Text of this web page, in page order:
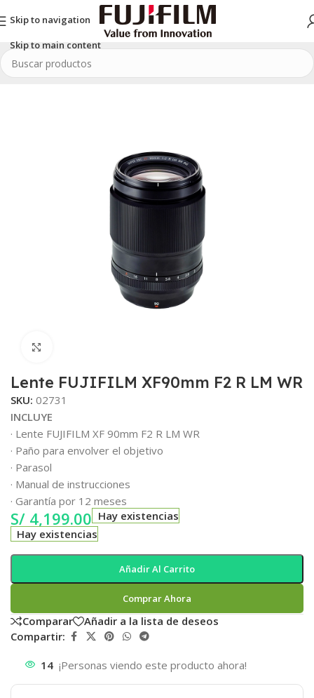
Skip to navigation
Skip to main content
Inicio/SERIE X/Lentes
Lente FUJIFILM XF90mm F2 R LM WR
SKU: 02731
INCLUYE
· Lente FUJIFILM XF 90mm F2 R LM WR
· Paño para envolver el objetivo
· Parasol
· Manual de instrucciones
· Garantía por 12 meses
S/ 4,199.00 Hay existencias
Hay existencias
Añadir Al Carrito
Comprar Ahora
Comparar
Añadir a la lista de deseos
Compartir:
14 ¡Personas viendo este producto ahora!